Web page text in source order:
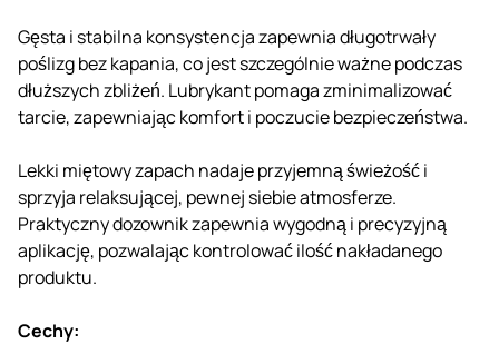
Gęsta i stabilna konsystencja zapewnia długotrwały
poślizg bez kapania, co jest szczególnie ważne podczas
dłuższych zbliżeń. Lubrykant pomaga zminimalizować
tarcie, zapewniając komfort i poczucie bezpieczeństwa.
Lekki miętowy zapach nadaje przyjemną świeżość i
sprzyja relaksującej, pewnej siebie atmosferze.
Praktyczny dozownik zapewnia wygodną i precyzyjną
aplikację, pozwalając kontrolować ilość nakładanego
produktu.
Cechy: